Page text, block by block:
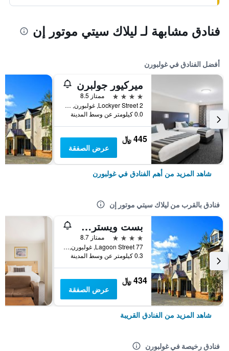
فنادق مشابهة لـ ليلاك سيتي موتور إن
أفضل الفنادق في غولبورن
ميركيور جولبرن
4 نجوم
ممتاز 8.5
2 Lockyer Street, غولبورن, NSW, أستراليا
0.0 كيلومتر عن وسط المدينة
445 ﷼
عرض الصفقة
شاهد المزيد من أهم الفنادق في غولبورن
فنادق بالقرب من ليلاك سيتي موتور إن
بست ويسترن بلس جولبورن
4 نجوم
ممتاز 8.7
77 Lagoon Street, غولبورن, NSW, أستراليا
0.3 كيلومتر عن وسط المدينة
434 ﷼
عرض الصفقة
شاهد المزيد من الفنادق القريبة
فنادق رخيصة في غولبورن